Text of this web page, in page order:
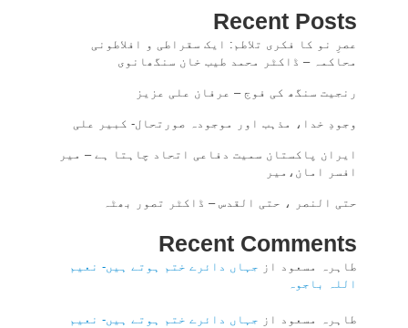
Recent Posts
عصرِ نو کا فکری تلاطم: ایک سقراطی و افلاطونی
محاکمہ – ڈاکٹر محمد طیب خان سنگھانوی
رنجیت سنگھ کی فوج – عرفان علی عزیز
وجودِ خدا، مذہب اور موجودہ صورتحال- کبیر علی
ایران پاکستان سمیت دفاعی اتحاد چاہتا ہے – میر
افسر امان،میر
حتی النصر ، حتی القدس – ڈاکٹر تصور بھٹہ
Recent Comments
طاہرہ مسعود از جہاں دائرے ختم ہوتے ہیں- نعیم
اللہ باجوہ
طاہرہ مسعود از جہاں دائرے ختم ہوتے ہیں- نعیم